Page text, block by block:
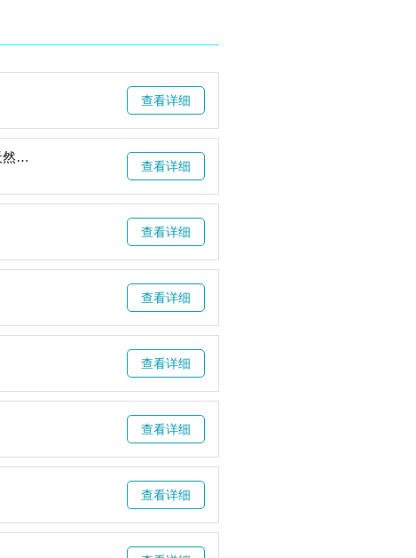
查看详细
行业盛会｜中国食品发酵工业研究院联合主办！天然提取物、健康原料及创新原料世界博览会暨天然健康产品及功能食品世界博览会8月西安启幕
查看详细
查看详细
查看详细
查看详细
查看详细
查看详细